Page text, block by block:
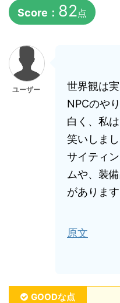
Score： 82点
ユーザー
世界観は
NPCのや
白く、私
笑いしま
サイティ
ムや、装
があります
原文
GOODな点